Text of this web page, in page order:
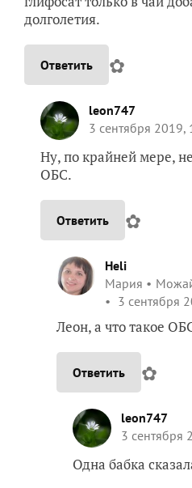
долголетия.
Ответить ✿
leon747
3 сентября 2019,
Ну, по крайней мере,
ОБС.
Ответить ✿
Heli
Мария
3 сентября
Леон, а что такое
Ответить ✿
leon747
3 сентября
Одна бабка